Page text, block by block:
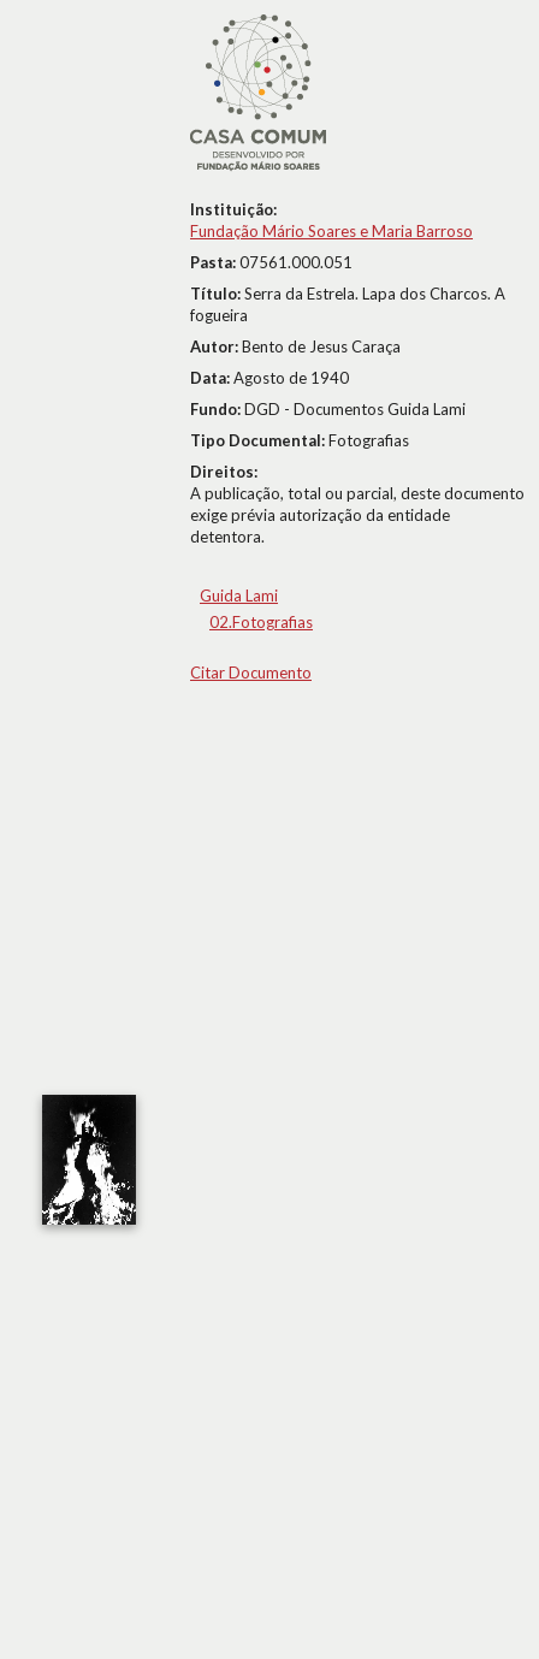
Instituição:
Fundação Mário Soares e Maria Barroso
Pasta:07561.000.051
Título:Serra da Estrela. Lapa dos Charcos. A
fogueira
Autor:Bento de Jesus Caraça
Data:Agosto de 1940
Fundo:DGD - Documentos Guida Lami
Tipo Documental:Fotografias
Direitos:
A publicação, total ou parcial, deste documento
exige prévia autorização da entidade
detentora.
Guida Lami
02.Fotografias
Citar Documento